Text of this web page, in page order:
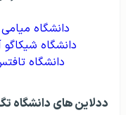
دانشگاه میامی
دانشگاه شیکاگو
دانشگاه
ددلاین های دانشگاه